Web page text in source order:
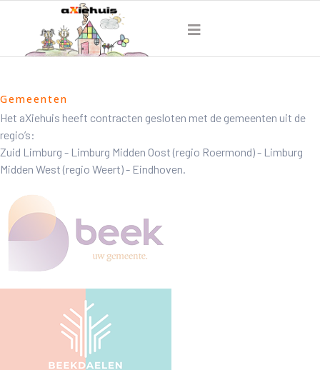
Gemeenten
Het aXiehuis heeft contracten gesloten met de gemeenten uit de
regio’s:
Zuid Limburg - Limburg Midden Oost (regio Roermond) - Limburg
Midden West (regio Weert) - Eindhoven.